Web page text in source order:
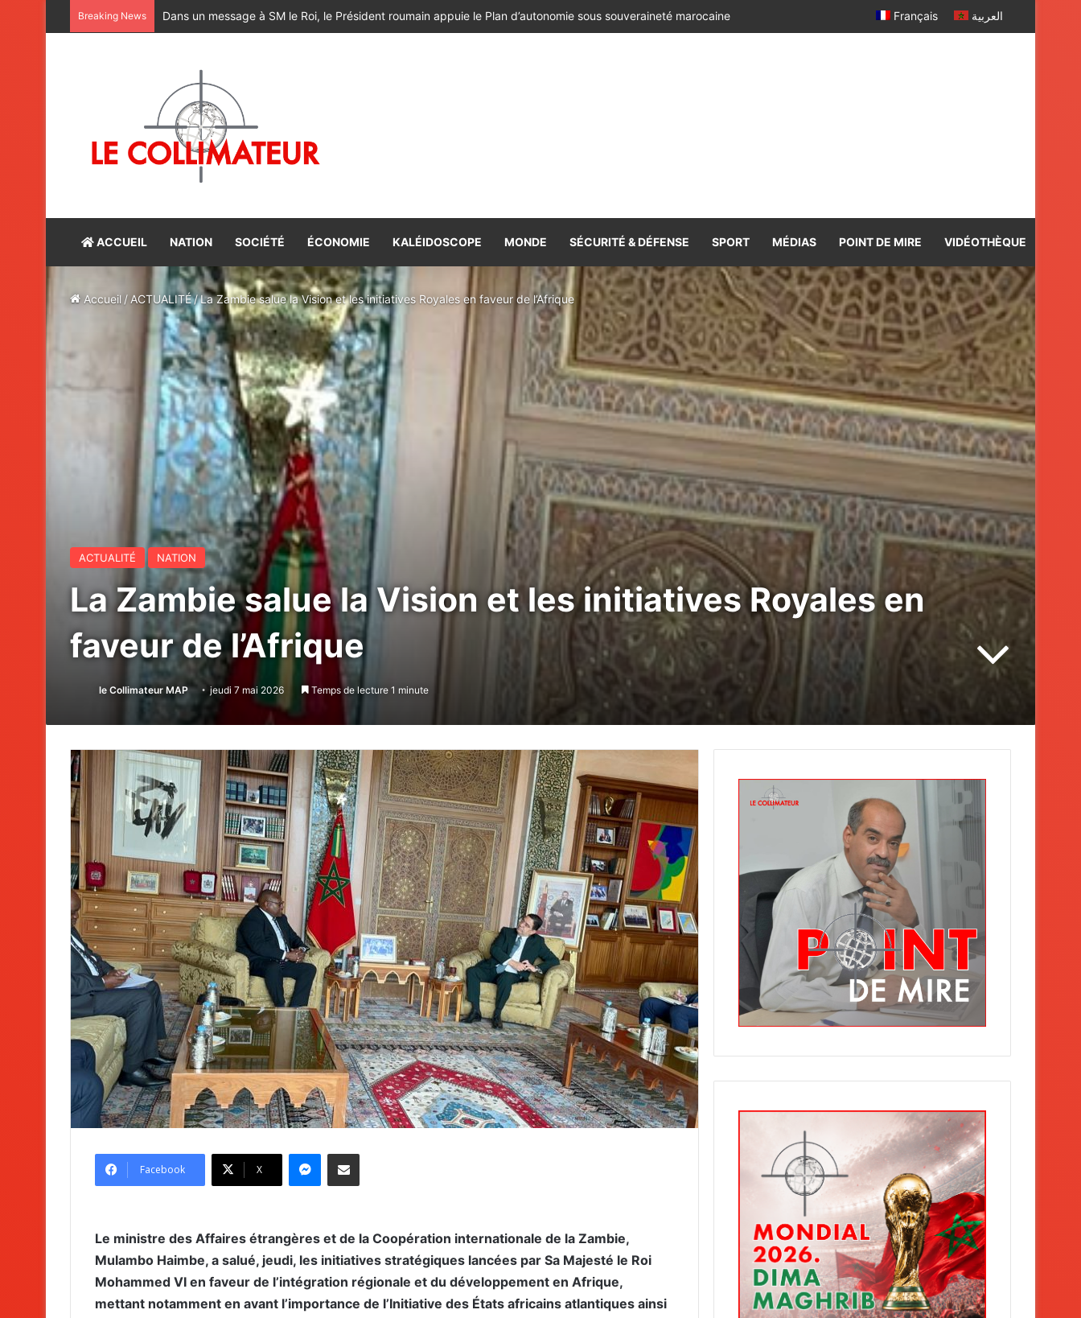
Breaking News M. Bourita reçoit le conseiller du Président de la République de Roumanie, porteur d’un message adressé à SM le Roi Français العربية
ACCUEIL NATION SOCIÉTÉ ÉCONOMIE KALÉIDOSCOPE MONDE SÉCURITÉ & DÉFENSE SPORT MÉDIAS POINT DE MIRE VIDÉOTHÈQUE
Accueil / ACTUALITÉ/La Zambie salue la Vision et les initiatives Royales en faveur de l’Afrique
ACTUALITÉ NATION
La Zambie salue la Vision et les initiatives Royales en
faveur de l’Afrique
le Collimateur MAP jeudi 7 mai 2026 Temps de lecture 1 minute
Facebook X
Le ministre des Affaires étrangères et de la Coopération internationale de la Zambie,
Mulambo Haimbe, a salué, jeudi, les initiatives stratégiques lancées par Sa Majesté le Roi
Mohammed VI en faveur de l’intégration régionale et du développement en Afrique,
mettant notamment en avant l’importance de l’Initiative des États africains atlantiques ainsi